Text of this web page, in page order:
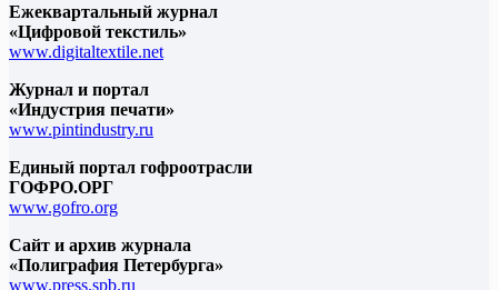
Ежеквартальный журнал
«Цифровой текстиль»
www.digitaltextile.net
Журнал и портал
«Индустрия печати»
www.pintindustry.ru
Единый портал гофроотрасли
ГОФРО.ОРГ
www.gofro.org
Сайт и архив журнала
«Полиграфия Петербурга»
www.press.spb.ru